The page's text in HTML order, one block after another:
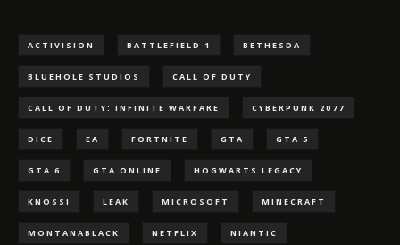
ACTIVISION BATTLEFIELD 1 BETHESDA
BLUEHOLE STUDIOS CALL OF DUTY
CALL OF DUTY: INFINITE WARFARE CYBERPUNK 2077
DICE EA FORTNITE GTA GTA 5
GTA 6 GTA ONLINE HOGWARTS LEGACY
KNOSSI LEAK MICROSOFT MINECRAFT
MONTANABLACK NETFLIX NIANTIC